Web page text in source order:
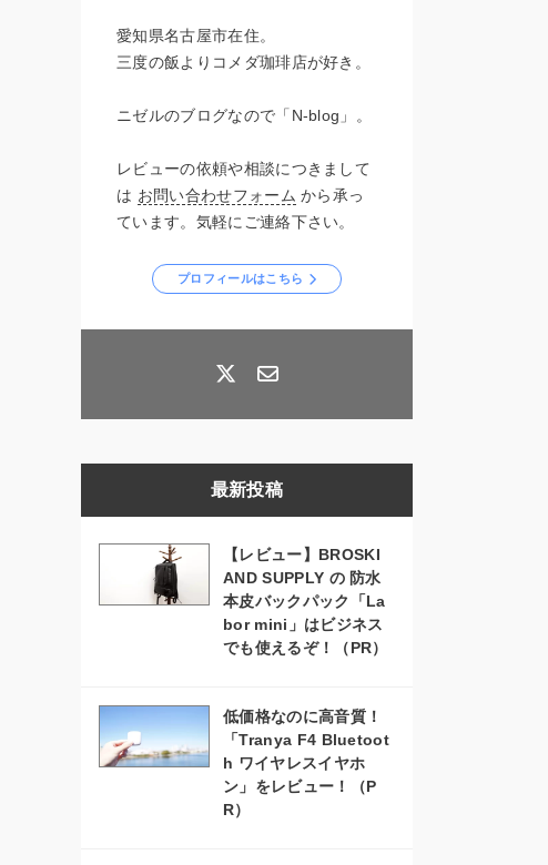
愛知県名古屋市在住。
三度の飯よりコメダ珈琲店が好き。
ニゼルのブログなので「N-blog」。
レビューの依頼や相談につきまして
は お問い合わせフォーム から承っ
ています。気軽にご連絡下さい。
プロフィールはこちら
最新投稿
【レビュー】BROSKI
AND SUPPLY の 防水
本皮バックパック「La
bor mini」はビジネス
でも使えるぞ！（PR）
低価格なのに高音質！
「Tranya F4 Bluetoot
h ワイヤレスイヤホ
ン」をレビュー！（P
R）